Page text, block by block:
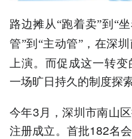
路边摊从“跑着卖”到“
管”到“主动管”，在深
上演。而促成这一转
一场旷日持久的制度探索
今年3月，深圳市南山
注册成立。首批182名